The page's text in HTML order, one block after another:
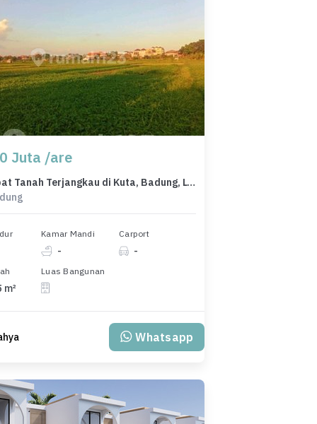
Juta /are
Jual Cepat Tanah Terjangkau di Kuta, Badung, LT 2375m²
Kamar Mandi
-
Carport
-
m²
Luas Bangunan
Whatsapp